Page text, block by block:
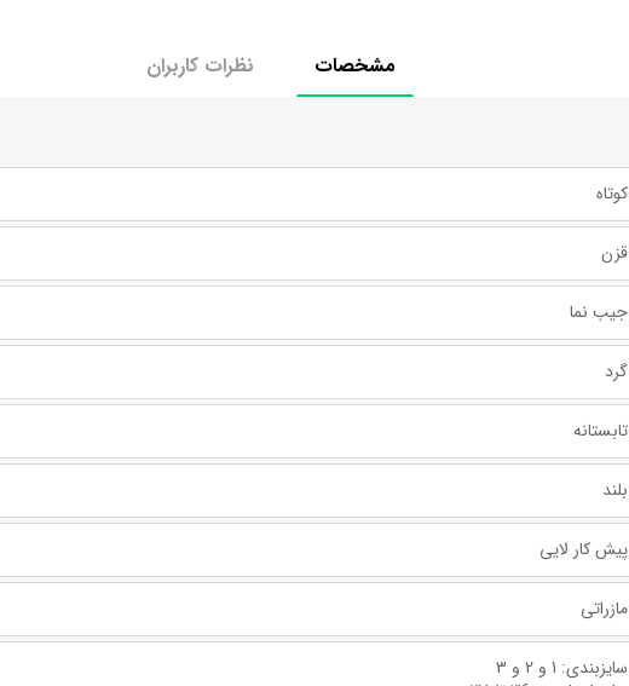
مشخصات نظرات کاربران
کوتاه
قزن
جیب نما
گرد
تابستانه
بلند
پیش کار لایی
مازراتی
سایزبندی: 1 و 2 و 3